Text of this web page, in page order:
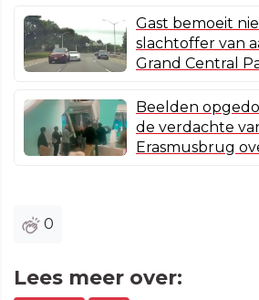
Gast bemoeit
slachtoffer van
Grand Central
Beelden
de verdachte
Erasmusbrug
0
Lees meer over: